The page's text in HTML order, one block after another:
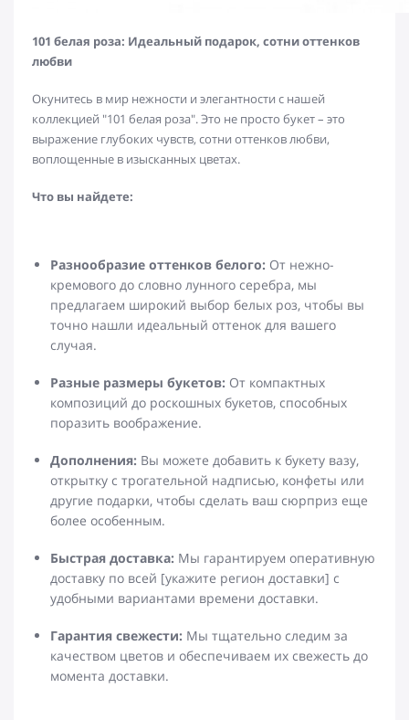
101 белая роза: Идеальный подарок, сотни оттенков
любви
Окунитесь в мир нежности и элегантности с нашей
коллекцией "101 белая роза". Это не просто букет – это
выражение глубоких чувств, сотни оттенков любви,
воплощенные в изысканных цветах.
Что вы найдете:
Разнообразие оттенков белого: От нежно-
кремового до словно лунного серебра, мы
предлагаем широкий выбор белых роз, чтобы вы
точно нашли идеальный оттенок для вашего
случая.
Разные размеры букетов: От компактных
композиций до роскошных букетов, способных
поразить воображение.
Дополнения: Вы можете добавить к букету вазу,
открытку с трогательной надписью, конфеты или
другие подарки, чтобы сделать ваш сюрприз еще
более особенным.
Быстрая доставка: Мы гарантируем оперативную
доставку по всей [укажите регион доставки] с
удобными вариантами времени доставки.
Гарантия свежести: Мы тщательно следим за
качеством цветов и обеспечиваем их свежесть до
момента доставки.